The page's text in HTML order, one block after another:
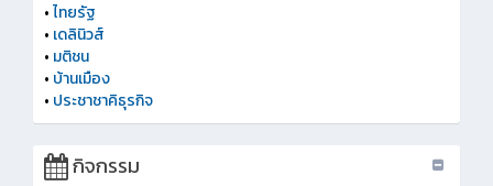
•ไทยรัฐ
• เดลินิวส์
• มติชน
• บ้านเมือง
• ประชาชาคิธุรกิจ
กิจกรรม